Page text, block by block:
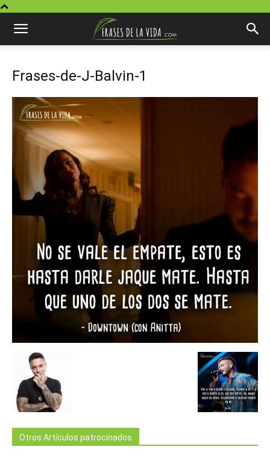
Frases-de-J-Balvin-1
Otros Artículos patrocinados